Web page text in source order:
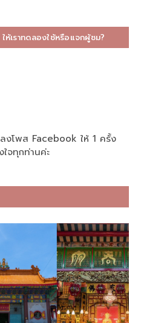
ห้เราทดลองใช้หรือแจกผู้ชม?
งโพส Facebook ให้ 1 ครั้ง
จทุกท่านค่ะ